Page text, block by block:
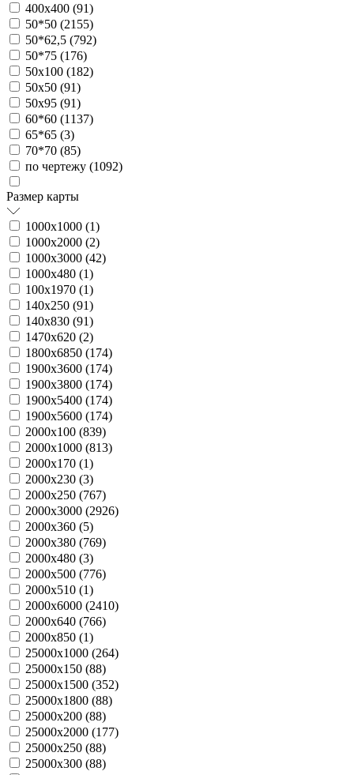
400х400 (91)
50*50 (2155)
50*62,5 (792)
50*75 (176)
50х100 (182)
50х50 (91)
50х95 (91)
60*60 (1137)
65*65 (3)
70*70 (85)
по чертежу (1092)
Размер карты
1000х1000 (1)
1000х2000 (2)
1000х3000 (42)
1000х480 (1)
100х1970 (1)
140х250 (91)
140х830 (91)
1470х620 (2)
1800х6850 (174)
1900х3600 (174)
1900х3800 (174)
1900х5400 (174)
1900х5600 (174)
2000х100 (839)
2000х1000 (813)
2000х170 (1)
2000х230 (3)
2000х250 (767)
2000х3000 (2926)
2000х360 (5)
2000х380 (769)
2000х480 (3)
2000х500 (776)
2000х510 (1)
2000х6000 (2410)
2000х640 (766)
2000х850 (1)
25000х1000 (264)
25000х150 (88)
25000х1500 (352)
25000х1800 (88)
25000х200 (88)
25000х2000 (177)
25000х250 (88)
25000х300 (88)